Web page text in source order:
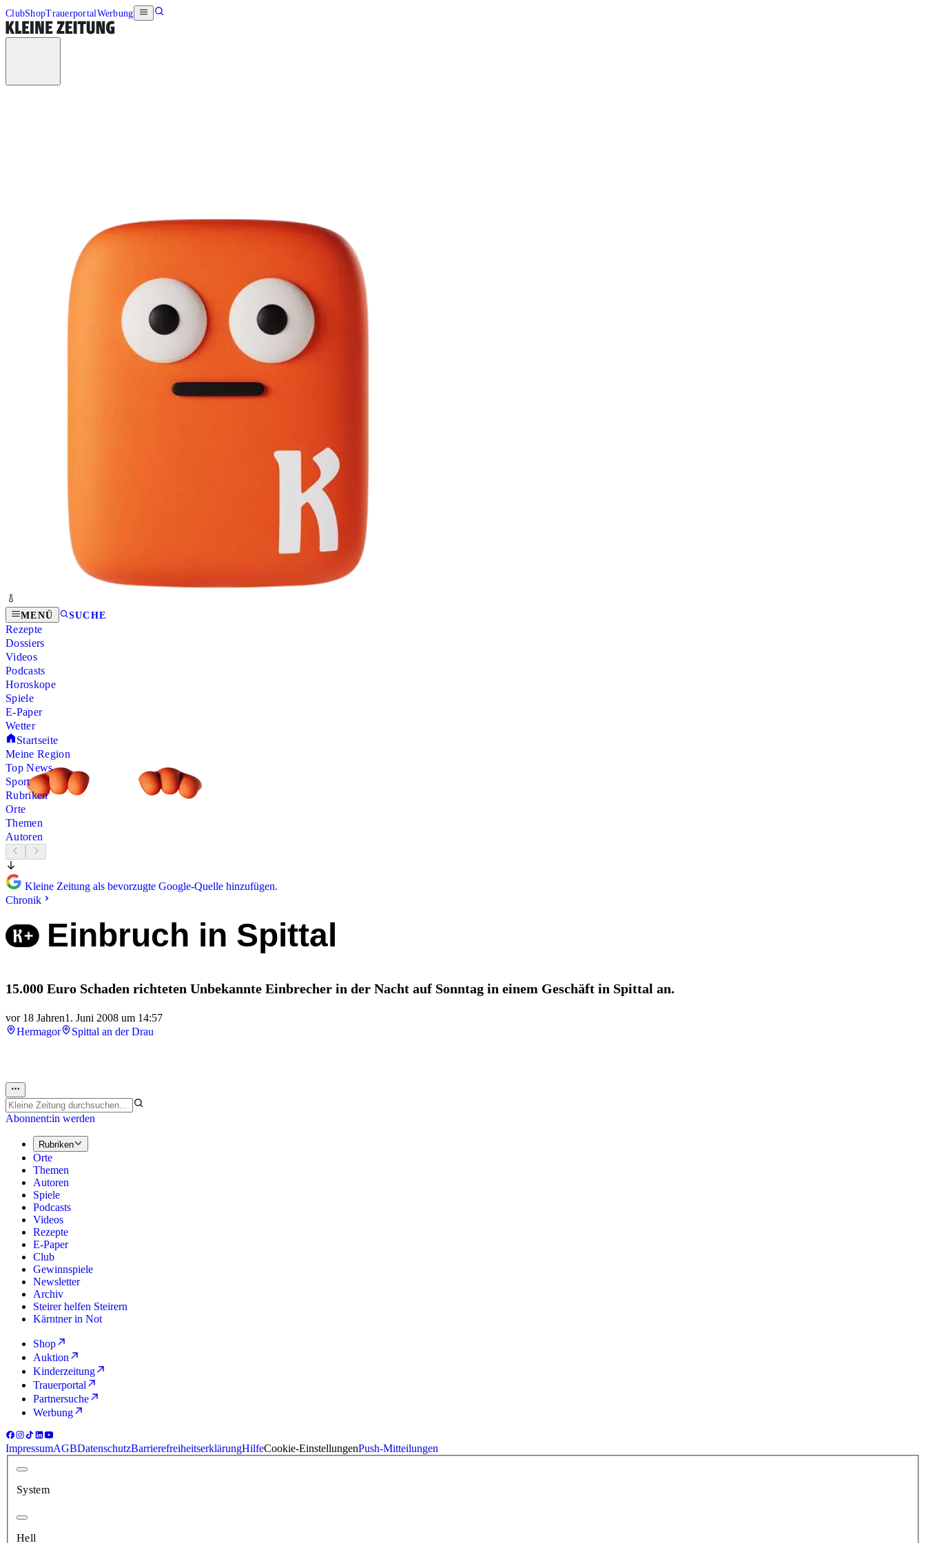
ClubShopTrauerportalWerbung
MENÜ SUCHE
Rezepte
Dossiers
Videos
Podcasts
Horoskope
Spiele
E-Paper
Wetter
Startseite
Meine Region
Top News
Sport
Rubriken
Orte
Themen
Autoren
Kleine Zeitung als bevorzugte Google-Quelle hinzufügen.
Chronik
Einbruch in Spittal
15.000 Euro Schaden richteten Unbekannte Einbrecher in der Nacht auf Sonntag in einem Geschäft in Spittal an.
vor 18 Jahren1. Juni 2008 um 14:57
Hermagor
Spittal an der Drau
Abonnent:in werden
Rubriken
Orte
Themen
Autoren
Spiele
Podcasts
Videos
Rezepte
E-Paper
Club
Gewinnspiele
Newsletter
Archiv
Steirer helfen Steirern
Kärntner in Not
Shop
Auktion
Kinderzeitung
Trauerportal
Partnersuche
Werbung
ImpressumAGBDatenschutzBarrierefreiheitserklärungHilfeCookie-EinstellungenPush-Mitteilungen
System
Hell